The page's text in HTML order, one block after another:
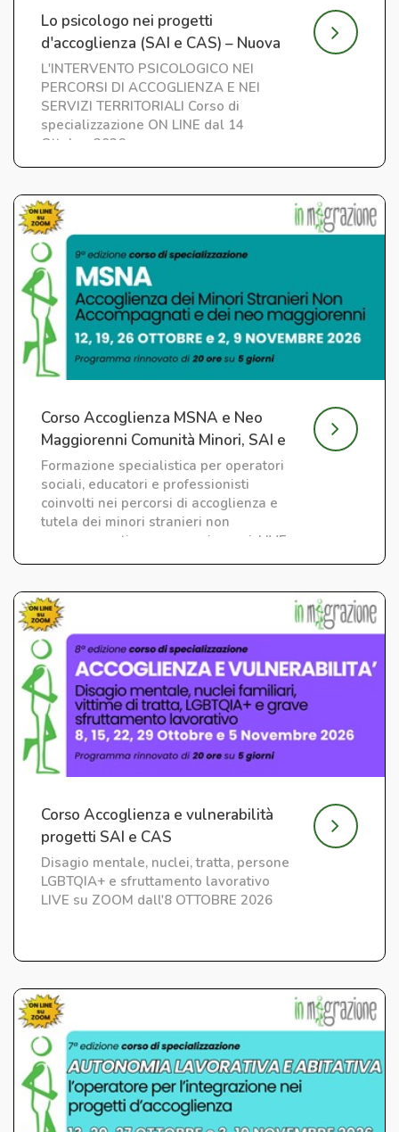
Lo psicologo nei progetti
d'accoglienza (SAI e CAS) – Nuova
edizione
L'INTERVENTO PSICOLOGICO NEI
PERCORSI DI ACCOGLIENZA E NEI
SERVIZI TERRITORIALI Corso di
specializzazione ON LINE dal 14
Ottobre 2026
Corso Accoglienza MSNA e Neo
Maggiorenni Comunità Minori, SAI e
CAS
Formazione specialistica per operatori
sociali, educatori e professionisti
coinvolti nei percorsi di accoglienza e
tutela dei minori stranieri non
accompagnati e neo maggiorenni. LIVE
Corso Accoglienza e vulnerabilità
progetti SAI e CAS
Disagio mentale, nuclei, tratta, persone
LGBTQIA+ e sfruttamento lavorativo
LIVE su ZOOM dall'8 OTTOBRE 2026